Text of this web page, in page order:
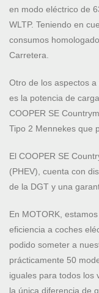
en modo eléctrico de
WLTP. Teniendo en
consumos
Carretera.
Otro de los aspectos
es la potencia de
COOPER SE
Tipo 2 Mennekes que
El COOPER SE
(PHEV), cuenta con
de la DGT y una
En MOTORK,
eficiencia a coches
podido someter a
prácticamente 50
iguales para todos los
la única diferencia de